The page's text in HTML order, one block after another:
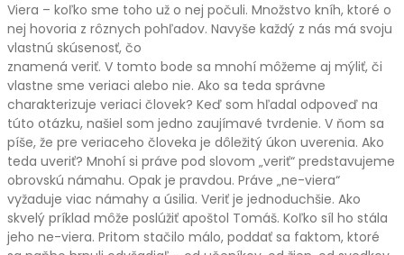
Viera – koľko sme toho už o nej počuli. Množstvo kníh, ktoré o
nej hovoria z rôznych pohľadov. Navyše každý z nás má svoju
vlastnú skúsenosť, čo
znamená veriť. V tomto bode sa mnohí môžeme aj mýliť, či
vlastne sme veriaci alebo nie. Ako sa teda správne
charakterizuje veriaci človek? Keď som hľadal odpoveď na
túto otázku, našiel som jedno zaujímavé tvrdenie. V ňom sa
píše, že pre veriaceho človeka je dôležitý úkon uverenia. Ako
teda uveriť? Mnohí si práve pod slovom „veriť“ predstavujeme
obrovskú námahu. Opak je pravdou. Práve „ne-viera“
vyžaduje viac námahy a úsilia. Veriť je jednoduchšie. Ako
skvelý príklad môže poslúžiť apoštol Tomáš. Koľko síl ho stála
jeho ne-viera. Pritom stačilo málo, poddať sa faktom, ktoré